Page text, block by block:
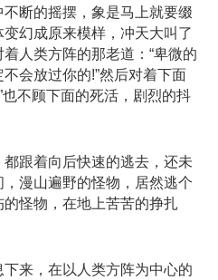
断的摇摆，象是马上就要缀
幻成原来模样，冲天大叫了
人类方阵的那老道：“卑微的
会放过你的!”然后对着下面
也不顾下面的死活，剧烈的抖
跟着向后快速的逃去，还未
漫山遍野的怪物，居然逃个
怪物，在地上苦苦的挣扎
来，在以人类方阵为中心的